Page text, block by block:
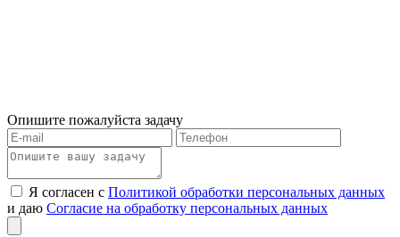
Опишите пожалуйста задачу
Я согласен с Политикой обработки персональных данных
и даю Согласие на обработку персональных данных